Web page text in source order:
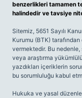
benzerlikleri tamamen
halindedir ve tavsiye
Sitemiz, 5651 Sayılı
Kurumu (BTK)
vermektedir. Bu
veya araştırma
yazdıkları içeriklerin
bu sorumluluğu kabul
Hukuka ve yasal